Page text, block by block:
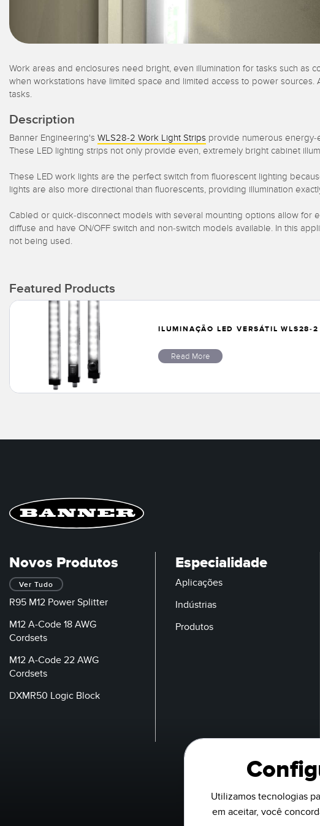
Work areas and enclosures need bright, even illumination for tasks such as
when workstations have limited space and limited access to power
tasks.
Description
Banner Engineering's WLS28-2 Work Light Strips provide numerous energy-
These LED lighting strips not only provide even, extremely bright cabinet
These LED work lights are the perfect switch from fluorescent lighting
lights are also more directional than fluorescents, providing illumination
Cabled or quick-disconnect models with several mounting options allow for
diffuse and have ON/OFF switch and non-switch models available. In this
not being used.
Featured Products
ILUMINAÇÃO LED VERSÁTIL WLS28-
Read More
Novos Produtos
Ver Tudo
R95 M12 Power Splitter
M12 A-Code 18 AWG
Cordsets
M12 A-Code 22 AWG
Cordsets
DXMR50 Logic Block
Especialidade
Aplicações
Indústrias
Produtos
Utilizamos tecnologias
em aceitar, você